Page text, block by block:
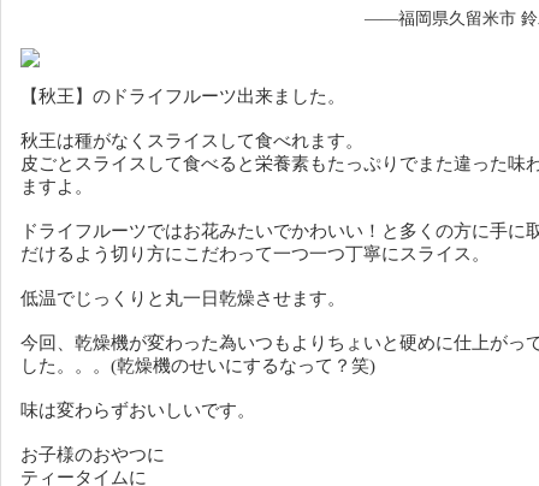
——福岡県久留米市 鈴
【秋王】のドライフルーツ出来ました。
秋王は種がなくスライスして食べれます。
皮ごとスライスして食べると栄養素もたっぷりでまた違った味
ますよ。
ドライフルーツではお花みたいでかわいい！と多くの方に手に
だけるよう切り方にこだわって一つ一つ丁寧にスライス。
低温でじっくりと丸一日乾燥させます。
今回、乾燥機が変わった為いつもよりちょいと硬めに仕上がっ
した。。。(乾燥機のせいにするなって？笑)
味は変わらずおいしいです。
お子様のおやつに
ティータイムに